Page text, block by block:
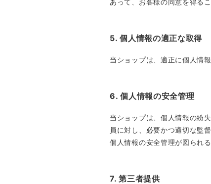
あって、お客様の同意を得る
5. 個人情報の適正な取得
当ショップは、適正に個人情
6. 個人情報の安全管理
当ショップは、個人情報の紛
員に対し、必要かつ適切な監
個人情報の安全管理が図られ
7. 第三者提供